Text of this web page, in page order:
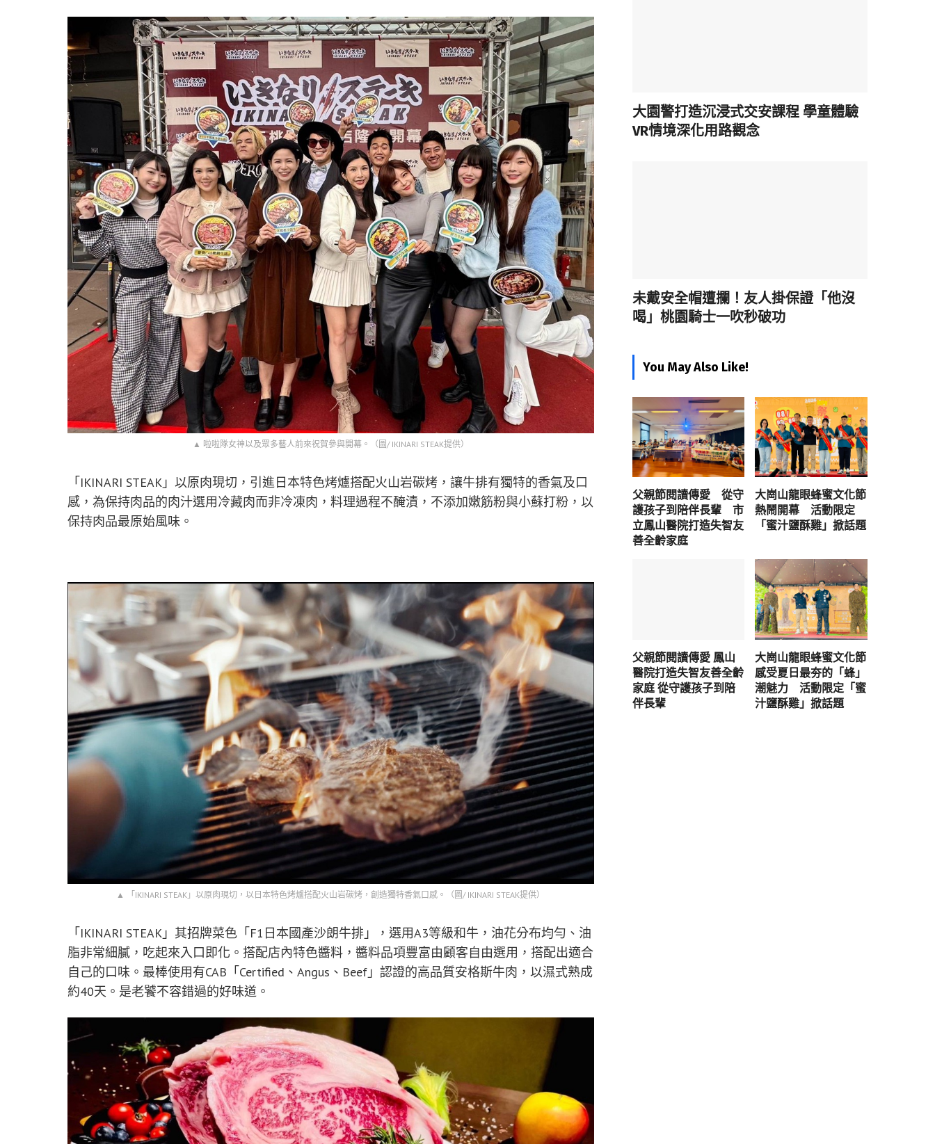
▲ 啦啦隊女神以及眾多藝人前來祝賀參與開幕。（圖/ IKINARI STEAK提供）
「IKINARI STEAK」以原肉現切，引進日本特色烤爐搭配火山岩碳烤，讓牛排有獨特的香氣及口
感，為保持肉品的肉汁選用冷藏肉而非冷凍肉，料理過程不醃漬，不添加嫩筋粉與小蘇打粉，以
保持肉品最原始風味。
▲ 「IKINARI STEAK」以原肉現切，以日本特色烤爐搭配火山岩碳烤，創造獨特香氣口感。（圖/ IKINARI STEAK提供）
「IKINARI STEAK」其招牌菜色「F1日本國產沙朗牛排」，選用A3等級和牛，油花分布均勻、油
脂非常細膩，吃起來入口即化。搭配店內特色醬料，醬料品項豐富由顧客自由選用，搭配出適合
自己的口味。最棒使用有CAB「Certified、Angus、Beef」認證的高品質安格斯牛肉，以濕式熟成
約40天。是老饕不容錯過的好味道。
大園警打造沉浸式交安課程 學童體驗
VR情境深化用路觀念
未戴安全帽遭攔！友人掛保證「他沒
喝」桃園騎士一吹秒破功
You May Also Like!
父親節閱讀傳愛 從守
護孩子到陪伴長輩 市
立鳳山醫院打造失智友
善全齡家庭
大崗山龍眼蜂蜜文化節
熱鬧開幕 活動限定
「蜜汁鹽酥雞」掀話題
父親節閱讀傳愛 鳳山
醫院打造失智友善全齡
家庭 從守護孩子到陪
伴長輩
大崗山龍眼蜂蜜文化節
感受夏日最夯的「蜂」
潮魅力 活動限定「蜜
汁鹽酥雞」掀話題